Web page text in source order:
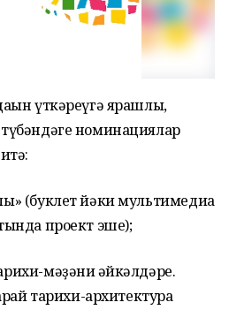
үткәреүгә ярашлы,
номинациялар
(буклет йәки мультимедиа
проект эше);
мәҙәни һәйкәлдәре.
тарихи-архитектура